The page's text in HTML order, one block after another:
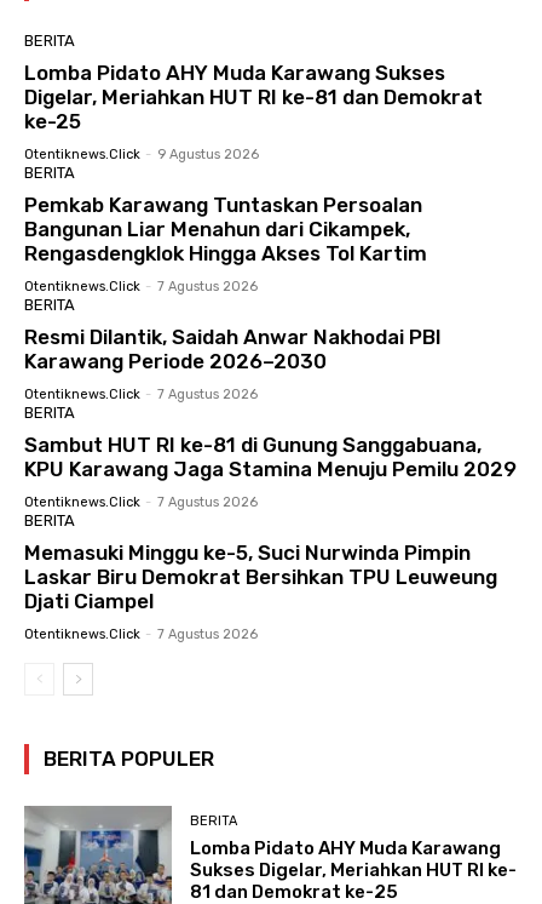
BERITA
Lomba Pidato AHY Muda Karawang Sukses
Digelar, Meriahkan HUT RI ke-81 dan Demokrat
ke-25
Otentiknews.click - 9 Agustus 2026
BERITA
Pemkab Karawang Tuntaskan Persoalan
Bangunan Liar Menahun dari Cikampek,
Rengasdengklok Hingga Akses Tol Kartim
Otentiknews.click - 7 Agustus 2026
BERITA
Resmi Dilantik, Saidah Anwar Nakhodai PBI
Karawang Periode 2026–2030
Otentiknews.click - 7 Agustus 2026
BERITA
Sambut HUT RI ke-81 di Gunung Sanggabuana,
KPU Karawang Jaga Stamina Menuju Pemilu 2029
Otentiknews.click - 7 Agustus 2026
BERITA
Memasuki Minggu ke-5, Suci Nurwinda Pimpin
Laskar Biru Demokrat Bersihkan TPU Leuweung
Djati Ciampel
Otentiknews.click - 7 Agustus 2026
BERITA POPULER
BERITA
Lomba Pidato AHY Muda Karawang
Sukses Digelar, Meriahkan HUT RI ke-
81 dan Demokrat ke-25